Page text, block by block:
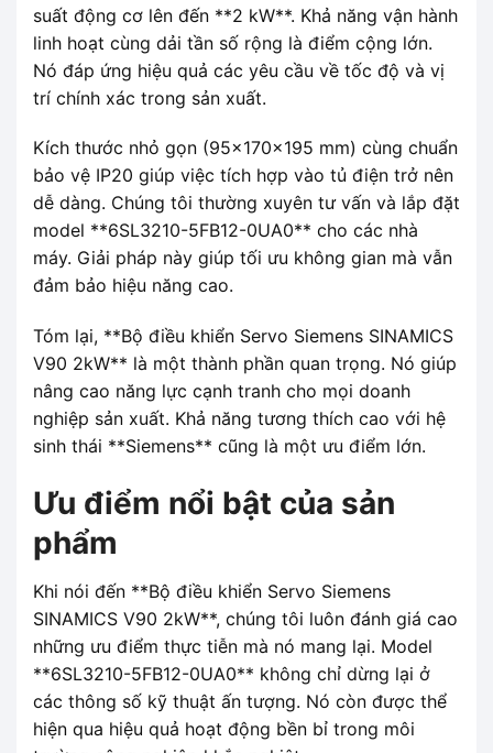
suất động cơ lên đến **2 kW**. Khả năng vận hành
linh hoạt cùng dải tần số rộng là điểm cộng lớn.
Nó đáp ứng hiệu quả các yêu cầu về tốc độ và vị
trí chính xác trong sản xuất.
Kích thước nhỏ gọn (95x170x195 mm) cùng chuẩn
bảo vệ IP20 giúp việc tích hợp vào tủ điện trở nên
dễ dàng. Chúng tôi thường xuyên tư vấn và lắp đặt
model **6SL3210-5FB12-0UA0** cho các nhà
máy. Giải pháp này giúp tối ưu không gian mà vẫn
đảm bảo hiệu năng cao.
Tóm lại, **Bộ điều khiển Servo Siemens SINAMICS
V90 2kW** là một thành phần quan trọng. Nó giúp
nâng cao năng lực cạnh tranh cho mọi doanh
nghiệp sản xuất. Khả năng tương thích cao với hệ
sinh thái **Siemens** cũng là một ưu điểm lớn.
Ưu điểm nổi bật của sản
phẩm
Khi nói đến **Bộ điều khiển Servo Siemens
SINAMICS V90 2kW**, chúng tôi luôn đánh giá cao
những ưu điểm thực tiễn mà nó mang lại. Model
**6SL3210-5FB12-0UA0** không chỉ dừng lại ở
các thông số kỹ thuật ấn tượng. Nó còn được thể
hiện qua hiệu quả hoạt động bền bỉ trong môi